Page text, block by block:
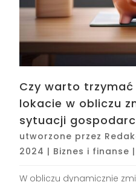
Czy warto trzymać
lokacie w obliczu
sytuacji
utworzone przez
2024 | Biznes i finanse |
W obliczu dynamicznie